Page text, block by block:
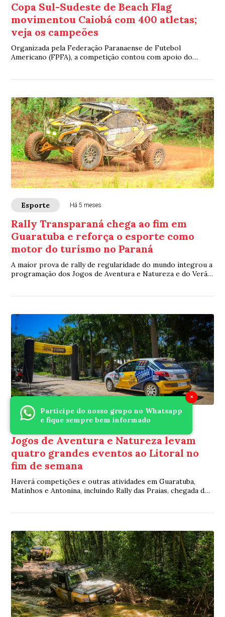
×
Participe do nosso grupo no Whatsapp
e fique sempre bem informado
Copa Sul-Sudeste de Beach Flag
movimentou Caiobá com 400 atletas;
veja os campeões
Organizada pela Federação Paranaense de Futebol
Americano (FPFA), a competição contou com apoio do
Esporte Há 5 meses
Rally Transparaná chega ao fim em
Guaratuba e reforça o esporte como
motor do turismo no Paraná
A maior prova de rally de regularidade do mundo integrou a
programação dos Jogos de Aventura e Natureza e do Verão
Esporte Há 6 meses
Jogos de Aventura e Natureza levam
quatro grandes eventos ao Litoral no
fim de semana
Haverá competições e outras atividades em Guaratuba,
Matinhos e Antonina, incluindo Rally das Praias, chegada do